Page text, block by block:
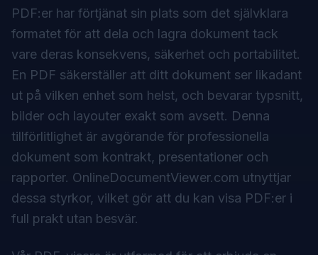
PDF:er har förtjänat sin plats som det självklara
formatet för att dela och lagra dokument tack
vare deras konsekvens, säkerhet och portabilitet.
En PDF säkerställer att ditt dokument ser likadant
ut på vilken enhet som helst, och bevarar typsnitt,
bilder och layouter exakt som avsett. Denna
tillförlitlighet är avgörande för professionella
dokument som kontrakt, presentationer och
rapporter. OnlineDocumentViewer.com utnyttjar
dessa styrkor, vilket gör att du kan visa PDF:er i
full prakt utan besvär.